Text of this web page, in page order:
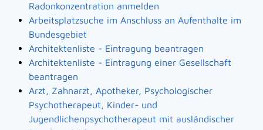
Radonkonzentration anmelden
Arbeitsplatzsuche im Anschluss an Aufenthalte im
Bundesgebiet
Architektenliste - Eintragung beantragen
Architektenliste - Eintragung einer Gesellschaft
beantragen
Arzt, Zahnarzt, Apotheker, Psychologischer
Psychotherapeut, Kinder- und
Jugendlichenpsychotherapeut mit ausländischer